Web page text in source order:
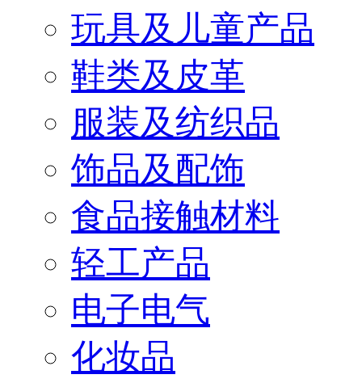
玩具及儿童产品
鞋类及皮革
服装及纺织品
饰品及配饰
食品接触材料
轻工产品
电子电气
化妆品